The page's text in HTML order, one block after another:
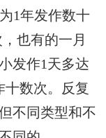
1年发作数十
也有的一月
发作1天多达
十数次。反复
不同类型和不